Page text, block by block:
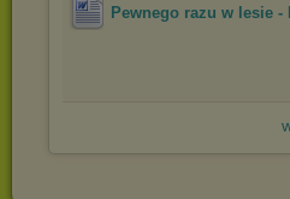
Pewnego razu w lesie -